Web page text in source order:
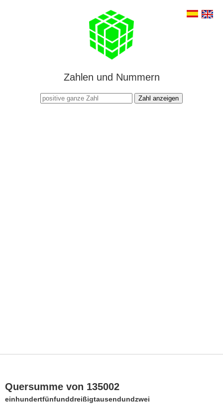
Zahlen und Nummern
Zahl anzeigen
Quersumme von 135002
einhundertfünfunddreißigtausendundzwei